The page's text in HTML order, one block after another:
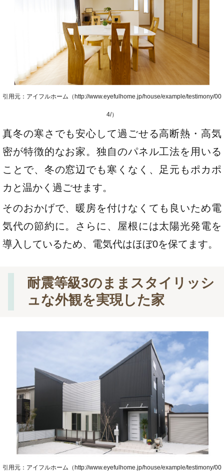
引用元：アイフルホーム（http://www.eyefulhome.jp/house/example/testimony/00
4/）
真冬の寒さでも安心して過ごせる高断熱・高気
密が特徴的なお家。独自のパネル工法を用いる
ことで、冬の窓辺でも寒くなく、足元もポカポ
カと温かく過ごせます。
そのおかげで、暖房を付けなくても良いため電
気代の節約に。さらに、屋根には太陽光発電を
導入しているため、電気代はほぼ0を保てます。
耐震等級3のままスタイリッシ
ュな外観を実現した家
引用元：アイフルホーム（http://www.eyefulhome.jp/house/example/testimony/00